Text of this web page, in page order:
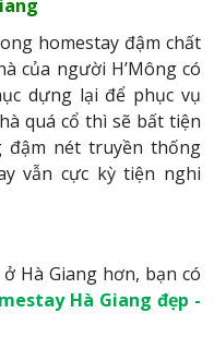
homestay đậm chất
của người H’Mông có
dựng lại để phục vụ
quá cổ thì sẽ bất tiện
đậm nét truyền thống
vẫn cực kỳ tiện nghi
Hà Giang hơn, bạn có
Hà Giang đẹp -